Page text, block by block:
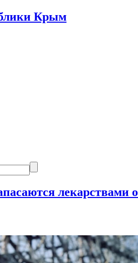
Крым
лекарствами